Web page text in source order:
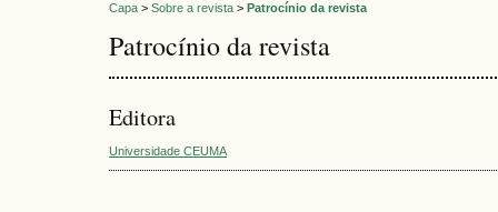
Capa > Sobre a revista > Patrocínio da revista
Patrocínio da revista
Editora
Universidade CEUMA